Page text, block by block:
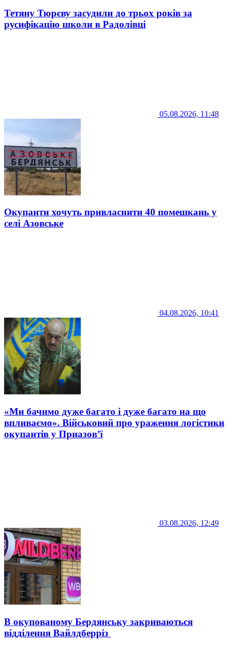
Тетяну Тюрєву засудили до трьох років за
русифікацію школи в Радолівці
05.08.2026, 11:48
Окупанти хочуть привласнити 40 помешкань у
селі Азовське
04.08.2026, 10:41
«Ми бачимо дуже багато і дуже багато на що
впливаємо». Військовий про ураження логістики
окупантів у Приазов’ї
03.08.2026, 12:49
В окупованому Бердянську закриваються
відділення Вайлдберріз